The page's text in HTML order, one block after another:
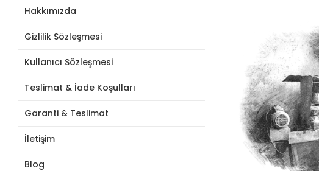
Hakkımızda
Gizlilik Sözleşmesi
Kullanıcı Sözleşmesi
Teslimat & İade Koşulları
Garanti & Teslimat
İletişim
Blog